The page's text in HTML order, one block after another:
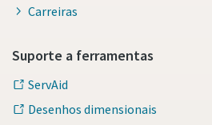
Carreiras
Suporte a ferramentas
ServAid
Desenhos dimensionais